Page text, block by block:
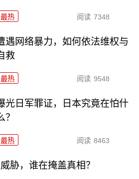
最热 阅读 7348
遇网络暴力，如何依法维权与
救
最热 阅读 9548
光日军罪证，日本究竟在怕什
？
最热 阅读 8463
胁，谁在掩盖真相？